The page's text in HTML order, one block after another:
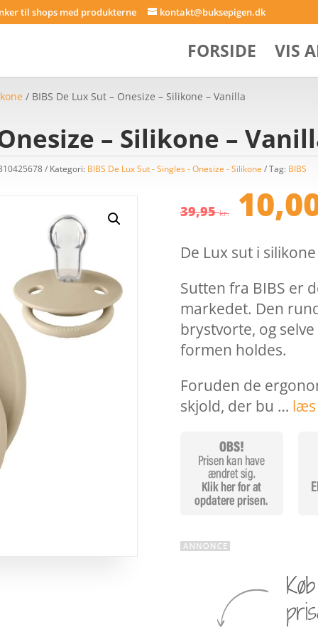
til shops med produkterne kontakt@buksepigen.dk
FORSIDE VIS
/ BIBS De Lux Sut – Onesize – Silikone – Vanilla
– Silikone –
Kategori: BIBS De Lux Sut - Singles - Onesize - Silikone Tag: BIBS
39,95kr. Den
pris
var:
De Lux sut i
Sutten fra BIBS er
markedet. Den
brystvorte, og
formen holdes.
Foruden de
skjold, der bu … læs